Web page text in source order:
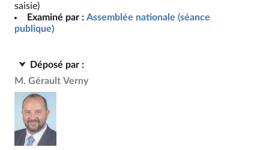
saisie)
Examiné par : Assemblée nationale (séance
publique)
Déposé par :
M. Gérault Verny